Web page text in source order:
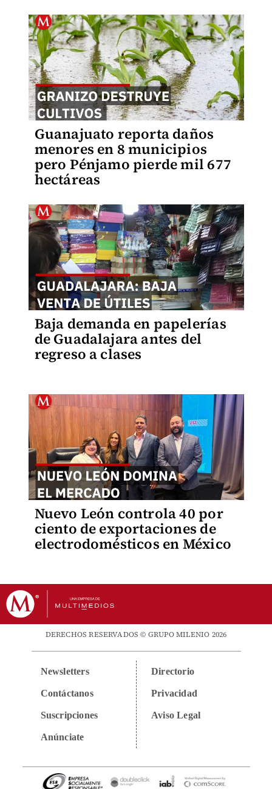
Guanajuato reporta daños
menores en 8 municipios
pero Pénjamo pierde mil 677
hectáreas
Baja demanda en papelerías
de Guadalajara antes del
regreso a clases
Nuevo León controla 40 por
ciento de exportaciones de
electrodomésticos en México
DERECHOS RESERVADOS © GRUPO MILENIO 2026
Newsletters
Contáctanos
Suscripciones
Anúnciate
Directorio
Privacidad
Aviso Legal